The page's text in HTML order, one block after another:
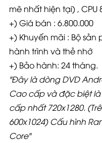
mẽ nhất hiện tại) , CPU
+) Giá bán : 6.800.000
+) Khuyến mãi : Bộ
hành trình và thẻ nhớ
+) Bảo hành: 24 tháng.
"Đây là dòng DVD
Cao cấp và đặc biệt
cấp nhất 720x1280.
600x1024) Cấu hình
Core"